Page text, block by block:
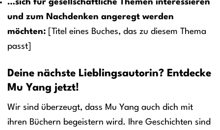
…sich für gesellschaftliche Themen interessieren
und zum Nachdenken angeregt werden
möchten: [Titel eines Buches, das zu diesem Thema
passt]
Deine nächste Lieblingsautorin? Entdecke
Mu Yang jetzt!
Wir sind überzeugt, dass Mu Yang auch dich mit
ihren Büchern begeistern wird. Ihre Geschichten sind